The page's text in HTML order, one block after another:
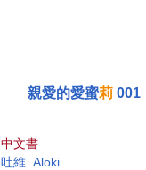
親愛的愛蜜莉001
中文書
吐維 Aloki